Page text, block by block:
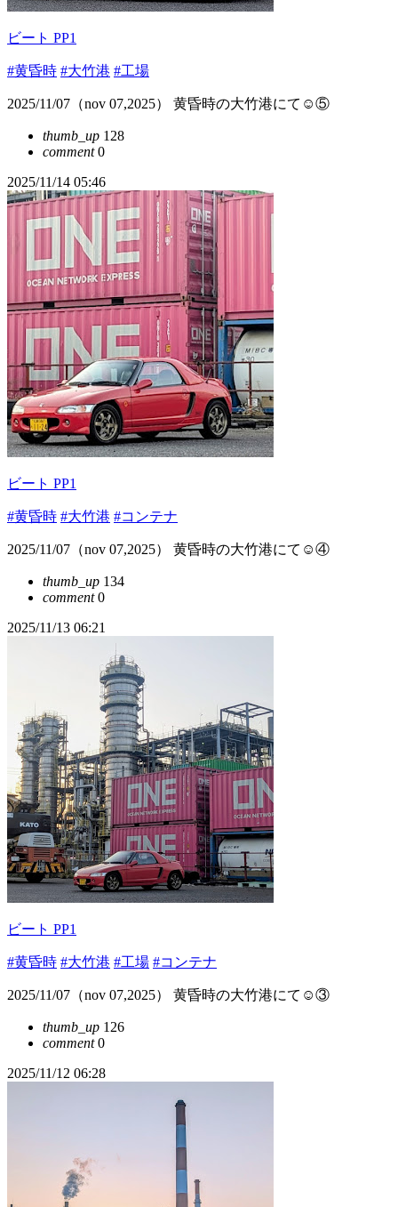
ビート PP1
#黄昏時 #大竹港 #工場
2025/11/07（nov 07,2025） 黄昏時の大竹港にて☺️⑤
thumb_up 128
comment0
2025/11/14 05:46
ビート PP1
#黄昏時 #大竹港 #コンテナ
2025/11/07（nov 07,2025） 黄昏時の大竹港にて☺️④
thumb_up 134
comment0
2025/11/13 06:21
ビート PP1
#黄昏時 #大竹港 #工場 #コンテナ
2025/11/07（nov 07,2025） 黄昏時の大竹港にて☺️③
thumb_up 126
comment0
2025/11/12 06:28